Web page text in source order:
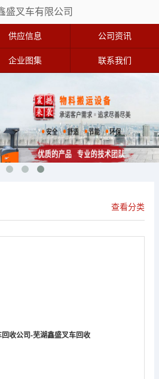
盛叉车有限公司
供应信息 公司资讯
企业图集 联系我们
查看分类